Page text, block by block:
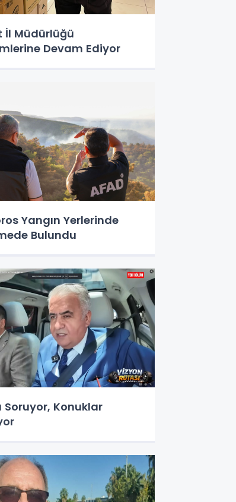
İl Müdürlüğü
Devam Ediyor
Yangın Yerlerinde
Bulundu
Soruyor, Konuklar